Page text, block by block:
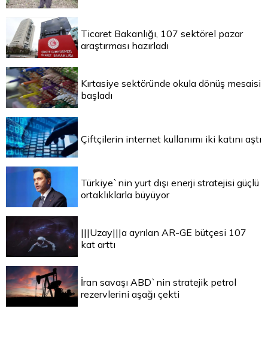
Ticaret Bakanlığı, 107 sektörel pazar
araştırması hazırladı
Kırtasiye sektöründe okula dönüş mesaisi
başladı
Çiftçilerin internet kullanımı iki katını aştı
Türkiye`nin yurt dışı enerji stratejisi güçlü
ortaklıklarla büyüyor
|||Uzay|||a ayrılan AR-GE bütçesi 107
kat arttı
İran savaşı ABD`nin stratejik petrol
rezervlerini aşağı çekti